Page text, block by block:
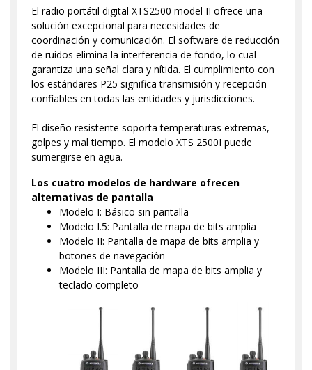
El radio portátil digital XTS2500 model II ofrece una
solución excepcional para necesidades de
coordinación y comunicación. El software de reducción
de ruidos elimina la interferencia de fondo, lo cual
garantiza una señal clara y nítida. El cumplimiento con
los estándares P25 significa transmisión y recepción
confiables en todas las entidades y jurisdicciones.
El diseño resistente soporta temperaturas extremas,
golpes y mal tiempo. El modelo XTS 2500I puede
sumergirse en agua.
Los cuatro modelos de hardware ofrecen
alternativas de pantalla
Modelo I: Básico sin pantalla
Modelo I.5: Pantalla de mapa de bits amplia
Modelo II: Pantalla de mapa de bits amplia y
botones de navegación
Modelo III: Pantalla de mapa de bits amplia y
teclado completo